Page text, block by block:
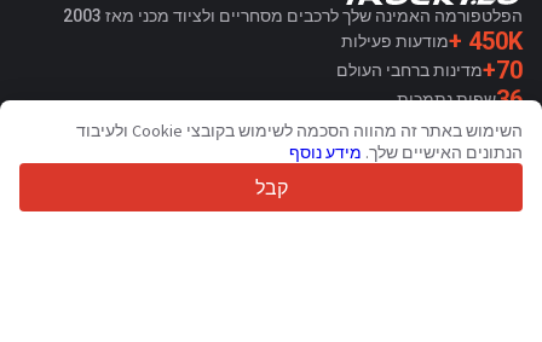
הפלטפורמה האמינה שלך לרכבים מסחריים ולציוד מכני מאז 2003
450K + מודעות פעילות
70+ מדינות ברחבי העולם
36שפות נתמכות
4.7/5
Trustpilot
השימוש באתר זה מהווה הסכמה לשימוש בקובצי Cookie ולעיבוד
הנתונים האישיים שלך. מידע נוסף
קבל